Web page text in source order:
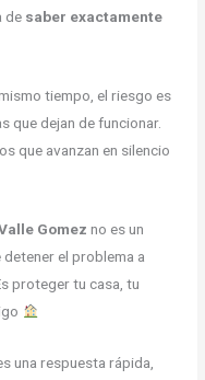
de saber exactamente
tiempo, el riesgo es
que dejan de funcionar.
que avanzan en silencio
Gomez no es un
el problema a
proteger tu casa, tu
una respuesta rápida,